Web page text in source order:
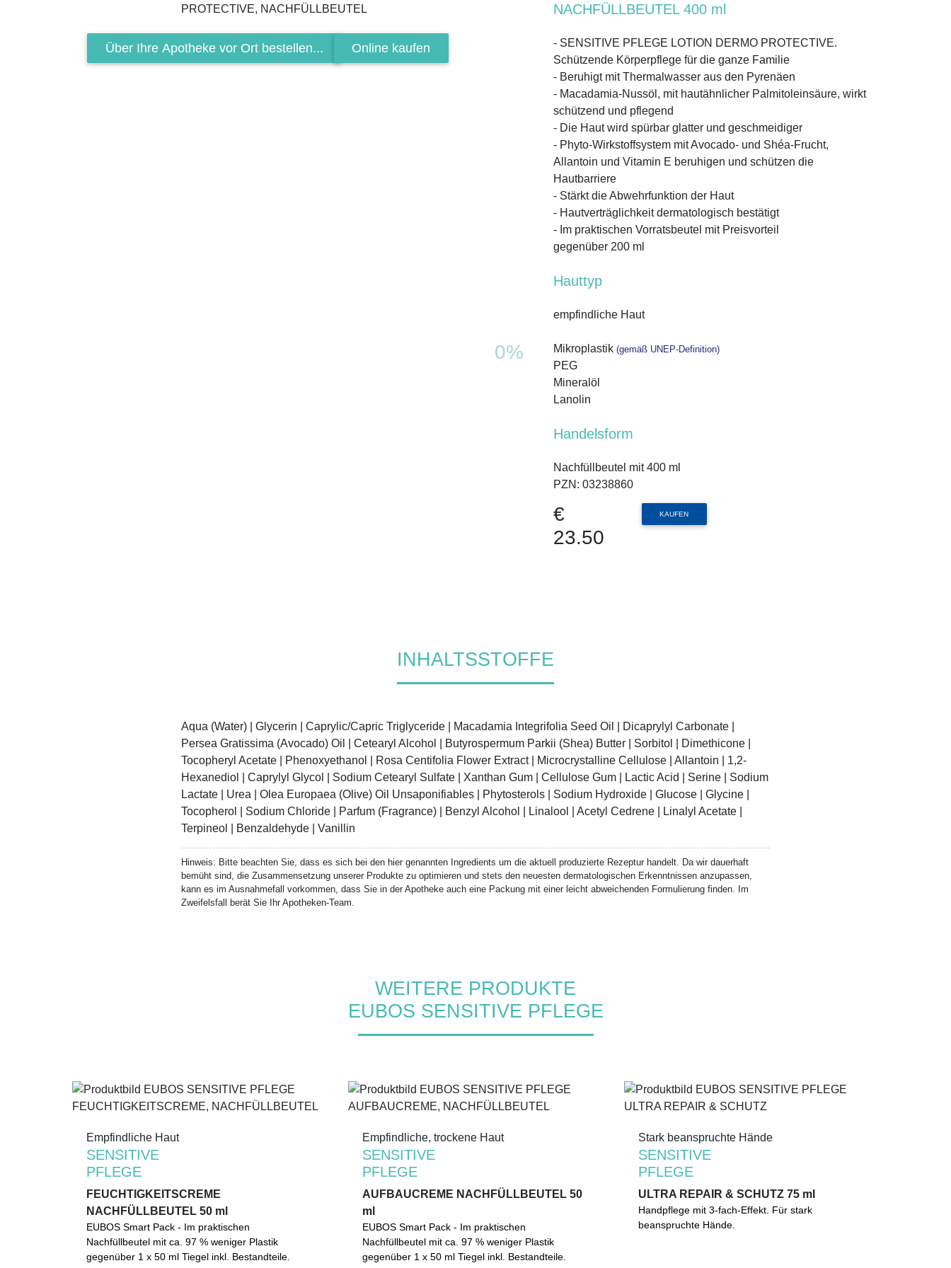
Über Ihre Apotheke vor Ort bestellen... Online kaufen
NACHFÜLLBEUTEL 400 ml
- SENSITIVE PFLEGE LOTION DERMO PROTECTIVE.
Schützende Körperpflege für die ganze Familie
- Beruhigt mit Thermalwasser aus den Pyrenäen
- Macadamia-Nussöl, mit hautähnlicher Palmitoleinsäure, wirkt
schützend und pflegend
- Die Haut wird spürbar glatter und geschmeidiger
- Phyto-Wirkstoffsystem mit Avocado- und Shéa-Frucht,
Allantoin und Vitamin E beruhigen und schützen die
Hautbarriere
- Stärkt die Abwehrfunktion der Haut
- Hautverträglichkeit dermatologisch bestätigt
- Im praktischen Vorratsbeutel mit Preisvorteil
gegenüber 200 ml
Hauttyp
empfindliche Haut
0% Mikroplastik (gemäß UNEP-Definition)
PEG
Mineralöl
Lanolin
Handelsform
Nachfüllbeutel mit 400 ml
PZN: 03238860
€
23.50
KAUFEN
INHALTSSTOFFE
Aqua (Water) | Glycerin | Caprylic/Capric Triglyceride | Macadamia Integrifolia Seed Oil | Dicaprylyl Carbonate |
Persea Gratissima (Avocado) Oil | Cetearyl Alcohol | Butyrospermum Parkii (Shea) Butter | Sorbitol | Dimethicone |
Tocopheryl Acetate | Phenoxyethanol | Rosa Centifolia Flower Extract | Microcrystalline Cellulose | Allantoin | 1,2-
Hexanediol | Caprylyl Glycol | Sodium Cetearyl Sulfate | Xanthan Gum | Cellulose Gum | Lactic Acid | Serine | Sodium
Lactate | Urea | Olea Europaea (Olive) Oil Unsaponifiables | Phytosterols | Sodium Hydroxide | Glucose | Glycine |
Tocopherol | Sodium Chloride | Parfum (Fragrance) | Benzyl Alcohol | Linalool | Acetyl Cedrene | Linalyl Acetate |
Terpineol | Benzaldehyde | Vanillin
Hinweis: Bitte beachten Sie, dass es sich bei den hier genannten Ingredients um die aktuell produzierte Rezeptur handelt. Da wir dauerhaft
bemüht sind, die Zusammensetzung unserer Produkte zu optimieren und stets den neuesten dermatologischen Erkenntnissen anzupassen,
kann es im Ausnahmefall vorkommen, dass Sie in der Apotheke auch eine Packung mit einer leicht abweichenden Formulierung finden. Im
Zweifelsfall berät Sie Ihr Apotheken-Team.
WEITERE PRODUKTE
EUBOS SENSITIVE PFLEGE
Empfindliche Haut
SENSITIVE
PFLEGE
FEUCHTIGKEITSCREME
NACHFÜLLBEUTEL 50 ml
EUBOS Smart Pack - Im praktischen
Nachfüllbeutel mit ca. 97 % weniger Plastik
gegenüber 1 x 50 ml Tiegel inkl. Bestandteile.
Empfindliche Haut
SENSITIVE
PFLEGE
FEUCHTIGKEITSCREME
NACHFÜLLBEUTEL 50 ml
EUBOS Smart Pack - Im praktischen
Nachfüllbeutel mit ca. 97 % weniger Plastik
gegenüber 1 x 50 ml Tiegel inkl. Bestandteile.
Empfindliche, trockene Haut
SENSITIVE
PFLEGE
AUFBAUCREME NACHFÜLLBEUTEL 50
ml
EUBOS Smart Pack - Im praktischen
Nachfüllbeutel mit ca. 97 % weniger Plastik
gegenüber 1 x 50 ml Tiegel inkl. Bestandteile.
Empfindliche, trockene Haut
SENSITIVE
PFLEGE
AUFBAUCREME NACHFÜLLBEUTEL 50
ml
EUBOS Smart Pack - Im praktischen
Nachfüllbeutel mit ca. 97 % weniger Plastik
gegenüber 1 x 50 ml Tiegel inkl. Bestandteile.
Stark beanspruchte Hände
SENSITIVE
PFLEGE
ULTRA REPAIR & SCHUTZ 75 ml
Handpflege mit 3-fach-Effekt. Beruhigung bei
trockenen, strapazierten Händen. Anti-entzündlich
Stark beanspruchte Hände
SENSITIVE
PFLEGE
ULTRA REPAIR & SCHUTZ 75 ml
Handpflege mit 3-fach-Effekt. Für stark
beanspruchte Hände.